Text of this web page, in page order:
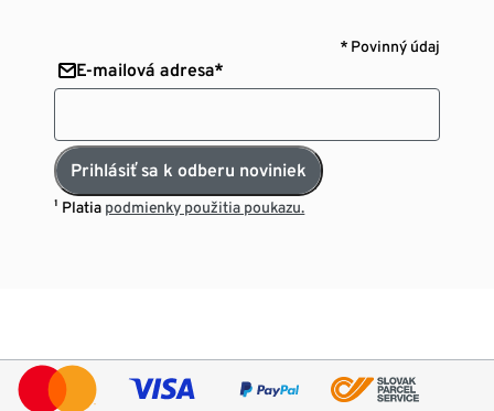
* Povinný údaj
E-mailová adresa*
Prihlásiť sa k odberu noviniek
¹ Platia podmienky použitia poukazu.